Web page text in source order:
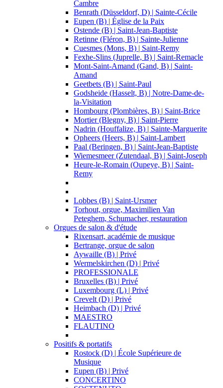
Cambre
Benrath (Düsseldorf, D) | Sainte-Cécile
Eupen (B) | Église de la Paix
Ostende (B) | Saint-Jean-Baptiste
Retinne (Fléron, B) | Sainte-Julienne
Cuesmes (Mons, B) | Saint-Remy
Fexhe-Slins (Juprelle, B) | Saint-Remacle
Mont-Saint-Amand (Gand, B) | Saint-
Amand
Geetbets (B) | Saint-Paul
Godsheide (Hasselt, B) | Notre-Dame-de-
la-Visitation
Hombourg (Plombières, B) | Saint-Brice
Mortier (Blegny, B) | Saint-Pierre
Nadrin (Houffalize, B) | Sainte-Marguerite
Opheers (Heers, B) | Saint-Lambert
Paal (Beringen, B) | Saint-Jean-Baptiste
Wiemesmeer (Zutendaal, B) | Saint-Joseph
Heure-le-Romain (Oupeye, B) | Saint-
Remy
Lobbes (B) | Saint-Ursmer
Torhout, orgue, Maximilien Van
Peteghem, Schumacher, restauration
Orgues de salon & d'étude
Rixensart, académie de musique
Bertrange, orgue de salon
Aywaille (B) | Privé
Wermelskirchen (D) | Privé
PROFESSIONALE
Bruxelles (B) | Privé
Luxembourg (L) | Privé
Crevelt (D) | Privé
Heimbach (D) | Privé
MAESTRO
FLAUTINO
Positifs & portatifs
Rostock (D) | École Supérieure de
Musique
Eupen (B) | Privé
CONCERTINO